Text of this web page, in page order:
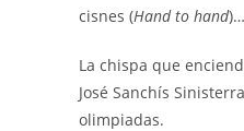
cisnes (Hand to hand
La chispa que
José Sanchís
olimpiadas.